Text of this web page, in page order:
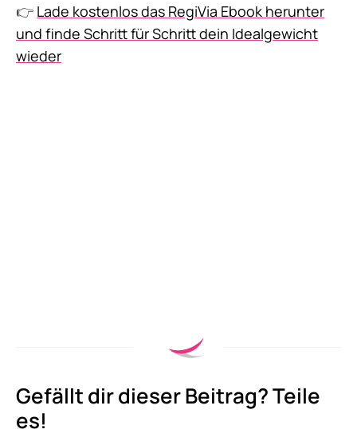
👉 Lade kostenlos das RegiVia Ebook herunter
und finde Schritt für Schritt dein Idealgewicht
wieder
Gefällt dir dieser Beitrag? Teile
es!